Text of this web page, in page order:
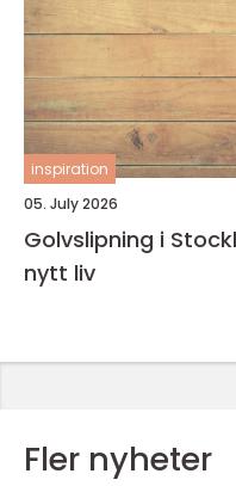
inspiration
05. July 2026
Golvslipning i
nytt liv
Fler nyheter